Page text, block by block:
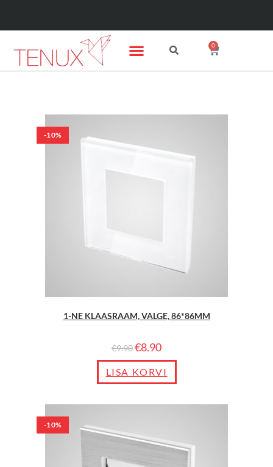
0
-10%
1-NE KLAASRAAM, VALGE, 86*86MM
€9.90€8.90
LISA KORVI
-10%